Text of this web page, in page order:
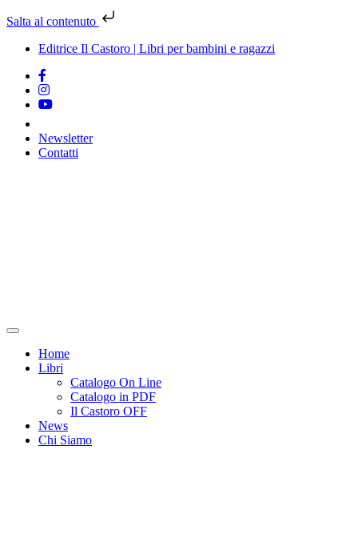
Salta al contenuto
Editrice Il Castoro | Libri per bambini e ragazzi
Newsletter
Contatti
Home
Libri
Catalogo On Line
Catalogo in PDF
Il Castoro OFF
News
Chi Siamo